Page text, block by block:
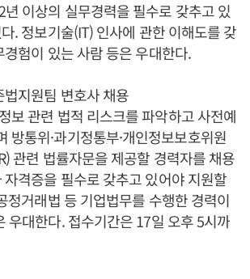
이상의 실무경력을 필수로 갖추고 있
. 정보기술(IT) 인사에 관한 이해도를 갖
험이 있는 사람 등은 우대한다.
지원팀 변호사 채용
보 관련 법적 리스크를 파악하고 사전예
방통위·과기정통부·개인정보보호위원
관련 법률자문을 제공할 경력자를 채용
격증을 필수로 갖추고 있어야 지원할
정거래법 등 기업법무를 수행한 경력이
우대한다. 접수기간은 17일 오후 5시까